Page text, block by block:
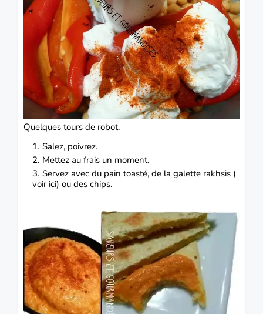
Quelques tours de robot.
Salez, poivrez.
Mettez au frais un moment.
Servez avec du pain toasté, de la galette rakhsis (
voir ici) ou des chips.